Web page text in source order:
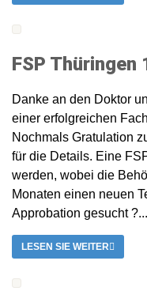
FSP Thüringen
Danke an den Doktor
einer erfolgreichen
Nochmals Gratulation
für die Details. Eine
werden, wobei die
Monaten einen neuen
Approbation gesucht ?...
LESEN SIE WEITER